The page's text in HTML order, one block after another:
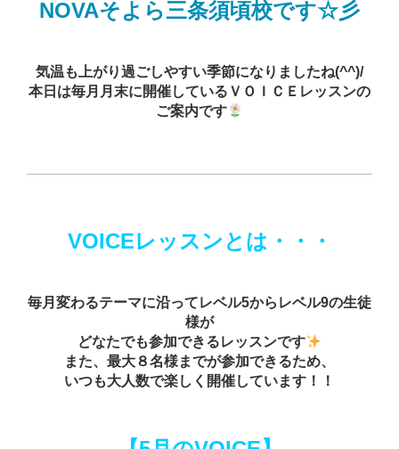
NOVAそよら三条須頃校です☆彡
気温も上がり過ごしやすい季節になりましたね(^^)/
本日は毎月月末に開催しているＶＯＩＣＥレッスンの
ご案内です
VOICEレッスンとは・・・
毎月変わるテーマに沿ってレベル5からレベル9の生徒
様が
どなたでも参加できるレッスンです
また、最大８名様までが参加できるため、
いつも大人数で楽しく開催しています！！